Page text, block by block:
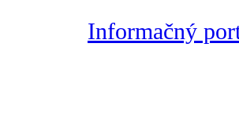
Informačný